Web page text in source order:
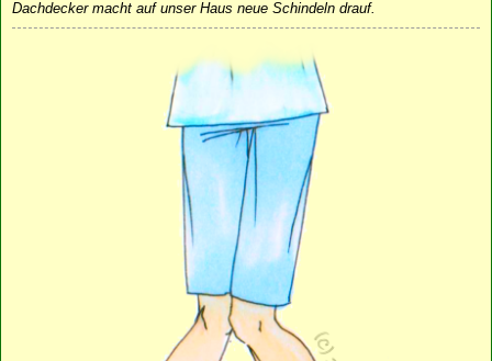
Dachdecker macht auf unser Haus neue Schindeln drauf.